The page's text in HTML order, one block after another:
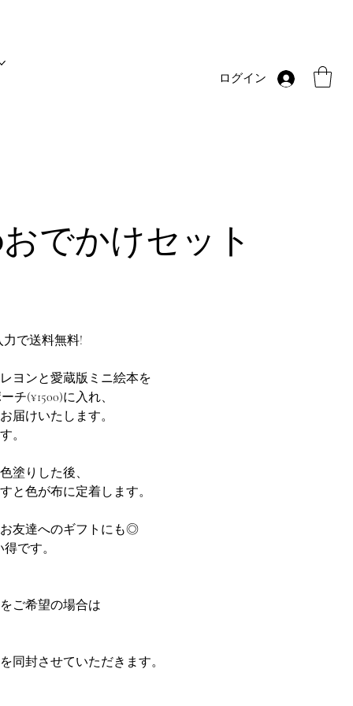
ログイン
でかけセット
力で送料無料!
ヨンと愛蔵版ミニ絵本を
チ(¥1500)に入れ、
届けいたします。
。
塗りした後、
と色が布に定着します。
友達へのギフトにも◎
です。
ご希望の場合は
同封させていただきます。